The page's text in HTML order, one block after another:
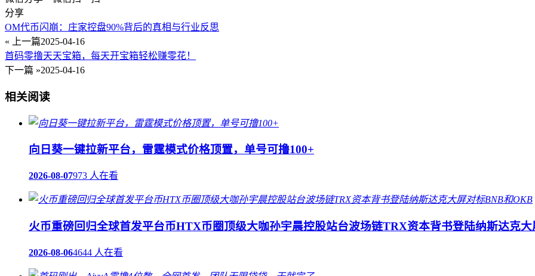
分享
OM代币闪崩：庄家控盘90%背后的真相与行业反思
« 上一篇2025-04-16
首码零撸天天宝箱，每天开宝箱轻松赚零花！
下一篇 »2025-04-16
相关阅读
向日葵一键拉新平台，雷霆模式价格顶置，单号可撸100+
2026-08-07973 人在看
火币重磅回归全球首发平台币HTX币圈顶级大咖孙宇晨控股站台波场链TRX资本背书登陆纳斯达克
2026-08-064644 人在看